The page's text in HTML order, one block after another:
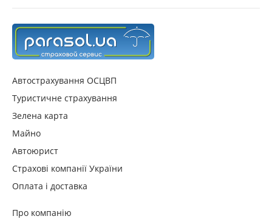
Автострахування ОСЦВП
Туристичне страхування
Зелена карта
Майно
Автоюрист
Страхові компанії України
Оплата і доставка
Про компанію